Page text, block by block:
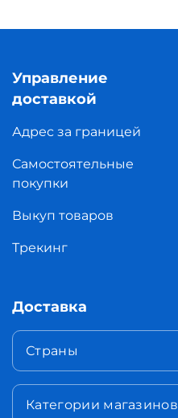
Управление
доставкой
Адрес за границей
Самостоятельные
покупки
Выкуп товаров
Трекинг
Доставка
Страны
Категории магазинов